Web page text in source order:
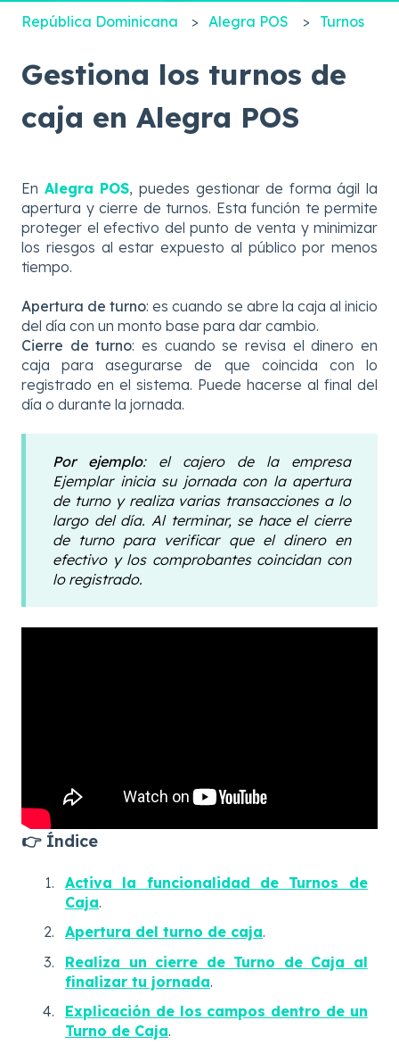
República Dominicana Alegra POS Turnos
Gestiona los turnos de
caja en Alegra POS
En Alegra POS, puedes gestionar de forma ágil la
apertura y cierre de turnos. Esta función te permite
proteger el efectivo del punto de venta y minimizar
los riesgos al estar expuesto al público por menos
tiempo.
Apertura de turno: es cuando se abre la caja al inicio
del día con un monto base para dar cambio.
Cierre de turno: es cuando se revisa el dinero en
caja para asegurarse de que coincida con lo
registrado en el sistema. Puede hacerse al final del
día o durante la jornada.
Por ejemplo: el cajero de la empresa
Ejemplar inicia su jornada con la apertura
de turno y realiza varias transacciones a lo
largo del día. Al terminar, se hace el cierre
de turno para verificar que el dinero en
efectivo y los comprobantes coincidan con
lo registrado.
👉 Índice
Activa la funcionalidad de Turnos de
Caja.
Apertura del turno de caja.
Realiza un cierre de Turno de Caja al
finalizar tu jornada.
Explicación de los campos dentro de un
Turno de Caja.